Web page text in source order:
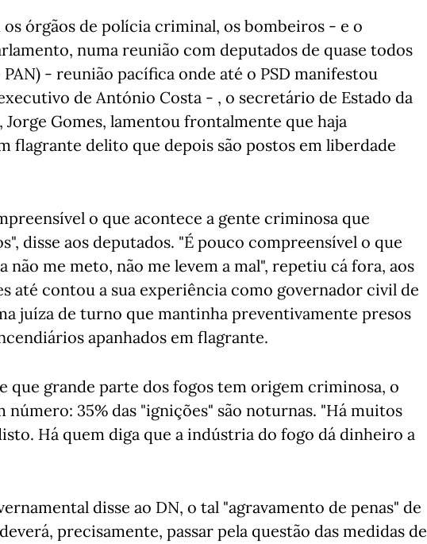
órgãos de polícia criminal, os bombeiros - e o
numa reunião com deputados de quase todos
- reunião pacífica onde até o PSD manifestou
de António Costa - , o secretário de Estado da
Gomes, lamentou frontalmente que haja
flagrante delito que depois são postos em liberdade
o que acontece a gente criminosa que
disse aos deputados. "É pouco compreensível o que
não me meto, não me levem a mal", repetiu cá fora, aos
até contou a sua experiência como governador civil de
juíza de turno que mantinha preventivamente presos
apanhados em flagrante.
que grande parte dos fogos tem origem criminosa, o
35% das "ignições" são noturnas. "Há muitos
Há quem diga que a indústria do fogo dá dinheiro a
disse ao DN, o tal "agravamento de penas" de
precisamente, passar pela questão das medidas de